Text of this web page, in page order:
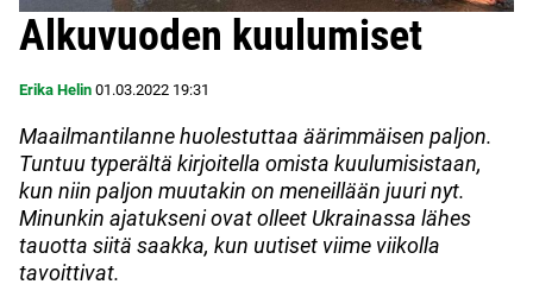
Alkuvuoden kuulumiset
Erika Helin 01.03.2022 19:31
Maailmantilanne huolestuttaa äärimmäisen paljon.
Tuntuu typerältä kirjoitella omista kuulumisistaan,
kun niin paljon muutakin on meneillään juuri nyt.
Minunkin ajatukseni ovat olleet Ukrainassa lähes
tauotta siitä saakka, kun uutiset viime viikolla
tavoittivat.